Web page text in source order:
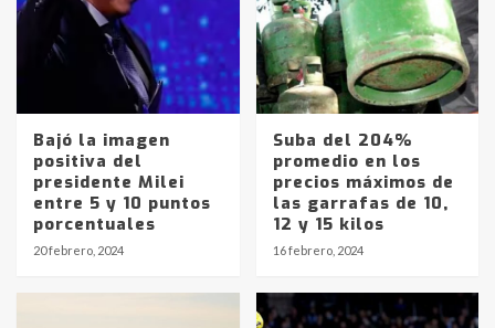
Bajó la imagen
positiva del
presidente Milei
entre 5 y 10 puntos
porcentuales
20 febrero, 2024
Suba del 204%
promedio en los
precios máximos de
las garrafas de 10,
12 y 15 kilos
16 febrero, 2024
Identidad de los adolescentes
pampeanos que fueron
protagonistas del fatal accidente